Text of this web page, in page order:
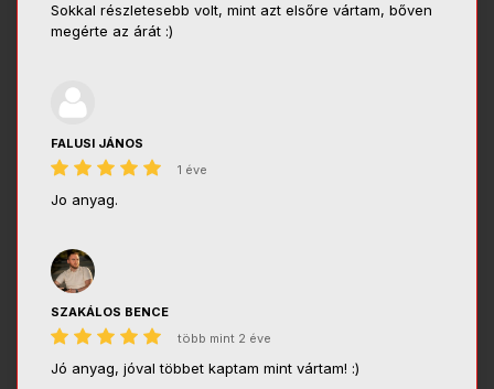
Sokkal részletesebb volt, mint azt elsőre vártam, bőven
megérte az árát :)
FALUSI JÁNOS
1 éve
Jo anyag.
SZAKÁLOS BENCE
több mint 2 éve
Jó anyag, jóval többet kaptam mint vártam! :)